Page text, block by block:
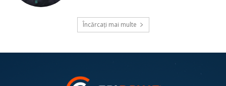
Încărcați mai multe